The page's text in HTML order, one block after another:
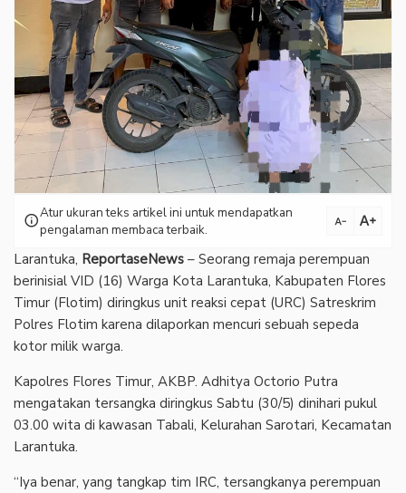
infoAtur ukuran teks artikel ini untuk mendapatkan
pengalaman membaca terbaik.
text_decrease text_increase
Larantuka, ReportaseNews – Seorang remaja perempuan
berinisial VID (16) Warga Kota Larantuka, Kabupaten Flores
Timur (Flotim) diringkus unit reaksi cepat (URC) Satreskrim
Polres Flotim karena dilaporkan mencuri sebuah sepeda
kotor milik warga.
Kapolres Flores Timur, AKBP. Adhitya Octorio Putra
mengatakan tersangka diringkus Sabtu (30/5) dinihari pukul
03.00 wita di kawasan Tabali, Kelurahan Sarotari, Kecamatan
Larantuka.
“Iya benar, yang tangkap tim IRC, tersangkanya perempuan